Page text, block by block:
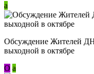
a
Обсуждение Жителей
выходной в октябре
О a